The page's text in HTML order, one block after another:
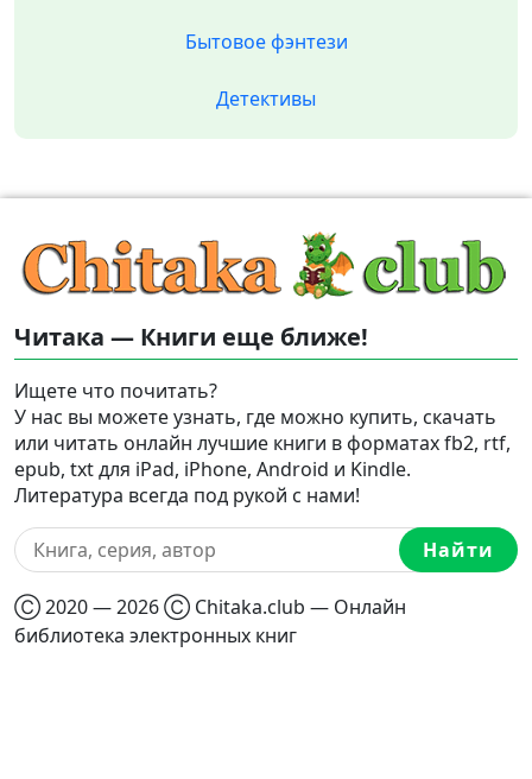
Бытовое фэнтези
Детективы
Читака — Книги еще ближе!
Ищете что почитать?
У нас вы можете узнать, где можно купить, скачать
или читать онлайн лучшие книги в форматах fb2, rtf,
epub, txt для iPad, iPhone, Android и Kindle.
Литература всегда под рукой с нами!
Найти
Ⓒ 2020 — 2026 Ⓒ Chitaka.club — Онлайн
библиотека электронных книг